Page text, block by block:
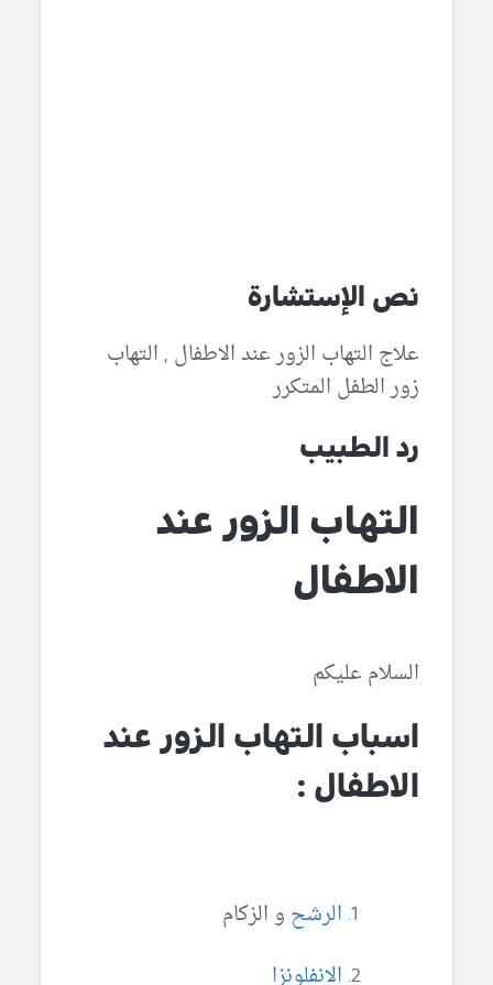
نص الإستشارة
علاج التهاب الزور عند الاطفال , التهاب
زور الطفل المتكرر
رد الطبيب
التهاب الزور عند
الاطفال
السلام عليكم
اسباب التهاب الزور عند
الاطفال :
الرشح و الزكام
الانفلونزا